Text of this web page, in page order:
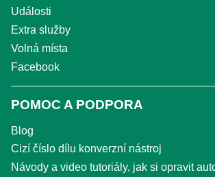
Události
Extra služby
Volná místa
Facebook
POMOC A PODPORA
Blog
Cizí číslo dílu konverzní nástroj
Návody a video tutoriály, jak si opravit